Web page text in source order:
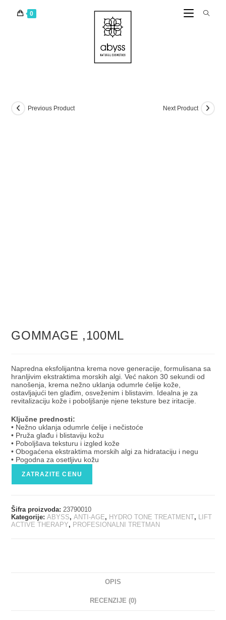
0
Previous Product Next Product
GOMMAGE ,100ML
Napredna eksfolijantna krema nove generacije, formulisana sa
hranljivim ekstraktima morskih algi. Već nakon 30 sekundi od
nanošenja, krema nežno uklanja odumrle ćelije kože,
ostavljajući ten glađim, osveženim i blistavim. Idealna je za
revitalizaciju kože i poboljšanje njene teksture bez iritacije.
Ključne prednosti:
• Nežno uklanja odumrle ćelije i nečistoće
• Pruža glađu i blistaviju kožu
• Poboljšava teksturu i izgled kože
• Obogaćena ekstraktima morskih algi za hidrataciju i negu
• Pogodna za osetljivu kožu
ZATRAZITE CENU
Šifra proizvoda:23790010
Kategorije:ABYSS,ANTI-AGE, HYDRO TONE TREATMENT, LIFT
ACTIVE THERAPY, PROFESIONALNI TRETMAN
OPIS
RECENZIJE (0)